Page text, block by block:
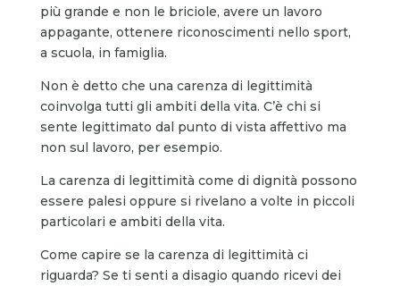
più grande e non le briciole, avere un lavoro
appagante, ottenere riconoscimenti nello sport,
a scuola, in famiglia.
Non è detto che una carenza di legittimità
coinvolga tutti gli ambiti della vita. C’è chi si
sente legittimato dal punto di vista affettivo ma
non sul lavoro, per esempio.
La carenza di legittimità come di dignità possono
essere palesi oppure si rivelano a volte in piccoli
particolari e ambiti della vita.
Come capire se la carenza di legittimità ci
riguarda? Se ti senti a disagio quando ricevi dei